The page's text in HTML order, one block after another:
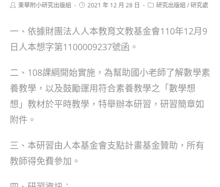
Post東華附小研究出版組
Post2021 年 12 月 28 日
Post研究出版組 /研究處
一、依據財團法人人本教育文教基金會110年12月9
日人本想字第1100009237號函。
二、108課綱開始實施，為幫助國小老師了解數學素
養教學，以及鼓勵運用符合素養教學之「數學想
想」教材於平時教學，特舉辦本研習，研習簡章如
附件。
三、本研習由人本基金會支點計畫基金贊助，所有
教師得免費參加。